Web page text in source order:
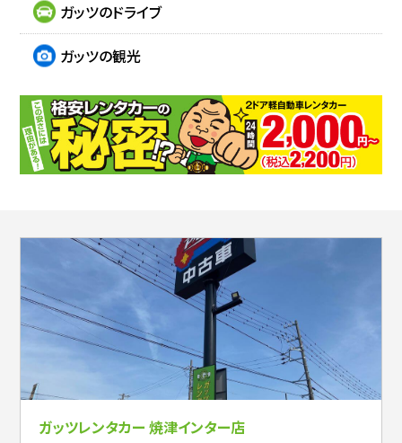
ガッツのドライブ
ガッツの観光
ガッツレンタカー 焼津インター店